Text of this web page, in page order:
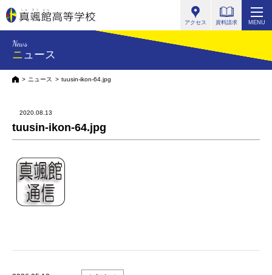
アクセス 資料請求 MENU
News
ニュース
HOMEニュース tuusin-ikon-64.jpg
2020.08.13
tuusin-ikon-64.jpg